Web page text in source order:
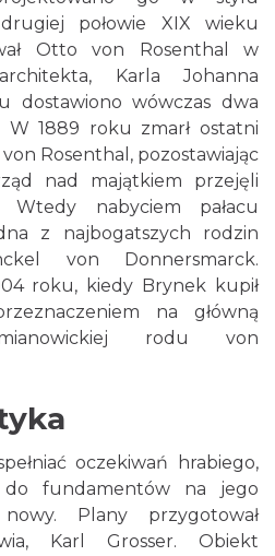
połowie XIX wieku
Otto von Rosenthal w
Karla Johanna
dostawiono wówczas dwa
W 1889 roku zmarł ostatni
Rosenthal, pozostawiając
nad majątkiem przejęli
Wtedy nabyciem pałacu
z najbogatszych rodzin
von Donnersmarck.
roku, kiedy Brynek kupił
na główną
rodu von
oczekiwań hrabiego,
fundamentów na jego
Plany przygotował
Karl Grosser. Obiekt